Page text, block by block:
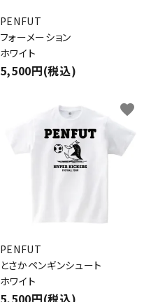
PENFUT
フォーメーション
ホワイト
5,500円(税込)
PENFUT
とさかペンギンシュート
ホワイト
5,500円(税込)
favorite